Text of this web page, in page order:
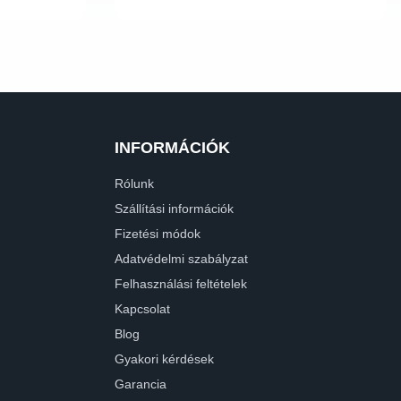
INFORMÁCIÓK
Rólunk
Szállítási információk
Fizetési módok
Adatvédelmi szabályzat
Felhasználási feltételek
Kapcsolat
Blog
Gyakori kérdések
Garancia